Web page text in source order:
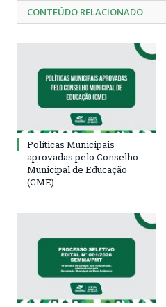
CONTEÚDO RELACIONADO
Políticas Municipais
aprovadas pelo Conselho
Municipal de Educação
(CME)